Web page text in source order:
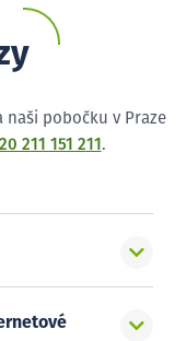
naši pobočku v Praze
211 151 211 .